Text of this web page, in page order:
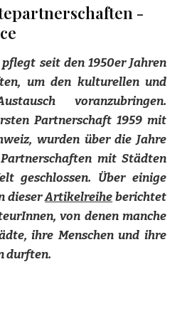
-
seit den 1950er Jahren
um den kulturellen und
voranzubringen.
Partnerschaft 1959 mit
wurden über die Jahre
mit Städten
geschlossen. Über einige
dieserArtikelreiheberichtet
von denen manche
ihre Menschen und ihre
durften.